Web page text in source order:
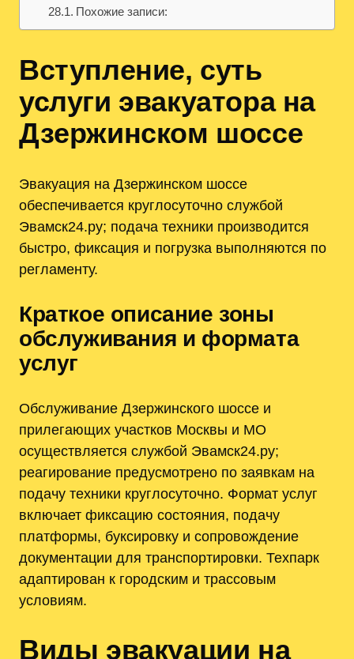
Похожие записи:
Вступление, суть
услуги эвакуатора на
Дзержинском шоссе
Эвакуация на Дзержинском шоссе
обеспечивается круглосуточно службой
Эвамск24.ру; подача техники производится
быстро, фиксация и погрузка выполняются по
регламенту.
Краткое описание зоны
обслуживания и формата
услуг
Обслуживание Дзержинского шоссе и
прилегающих участков Москвы и МО
осуществляется службой Эвамск24.ру;
реагирование предусмотрено по заявкам на
подачу техники круглосуточно. Формат услуг
включает фиксацию состояния, подачу
платформы, буксировку и сопровождение
документации для транспортировки. Техпарк
адаптирован к городским и трассовым
условиям.
Виды эвакуации на